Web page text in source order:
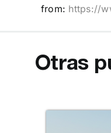
from: https://
Otras